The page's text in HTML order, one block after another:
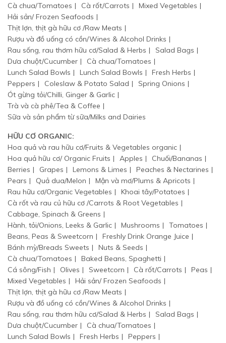
Cà chua/Tomatoes
Cà rốt/Carrots
Mixed Vegetables
Hải sản/ Frozen Seafoods
Thịt lợn, thịt gà hữu cơ /Raw Meats
Rượu và đồ uống có cồn/Wines & Alcohol Drinks
Rau sống, rau thơm hữu cơ/Salad & Herbs
Salad Bags
Dưa chuột/Cucumber
Cà chua/Tomatoes
Lunch Salad Bowls
Lunch Salad Bowls
Fresh Herbs
Peppers
Coleslaw & Potato Salad
Spring Onions
Ót gừng tỏi/Chilli, Ginger & Garlic
Trà và cà phê/Tea & Coffee
Sữa và sản phẩm từ sữa/Milks and Dairies
HỮU CƠ ORGANIC:
Hoa quả và rau hữu cơ/Fruits & Vegetables organic
Hoa quả hữu cơ/ Organic Fruits
Apples
Chuối/Bananas
Berries
Grapes Lemons & Limes
Peaches & Nectarines
Pears
Quả dua/Melon
Mận và mơ/Plums & Apricots
Rau hữu cơ/Organic Vegetables
Khoai tây/Potatoes
Cà rốt và rau củ hữu cơ /Carrots & Root Vegetables
Cabbage, Spinach & Greens
Hành, tỏi/Onions, Leeks & Garlic
Mushrooms
Tomatoes
Beans, Peas & Sweetcorn
Freshly Drink Orange Juice
Bánh mỳ/Breads Sweets
Nuts & Seeds
Cà chua/Tomatoes
Baked Beans, Spaghetti
Cá sông/Fish
Olives Sweetcorn Cà rốt/Carrots
Peas
Mixed Vegetables
Hải sản/ Frozen Seafoods
Thịt lợn, thịt gà hữu cơ /Raw Meats
Rượu và đồ uống có cồn/Wines & Alcohol Drinks
Rau sống, rau thơm hữu cơ/Salad & Herbs
Salad Bags
Dưa chuột/Cucumber
Cà chua/Tomatoes
Lunch Salad Bowls
Fresh Herbs Peppers